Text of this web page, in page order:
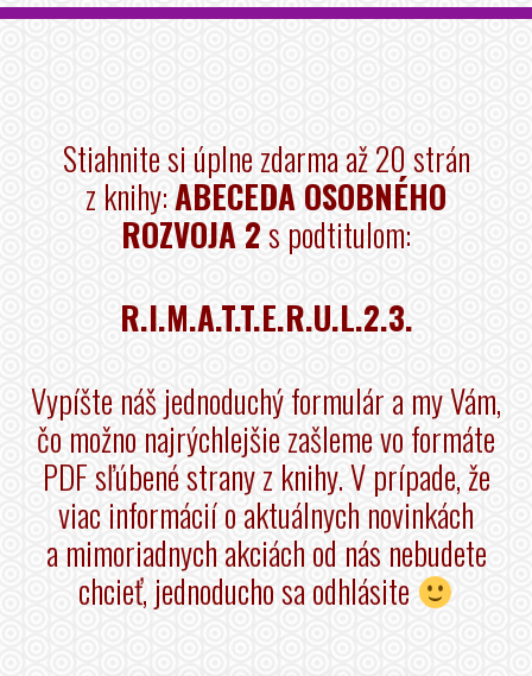
Stiahnite si úplne zdarma až 20 strán
z knihy:ABECEDA OSOBNÉHO
ROZVOJA 2s podtitulom:
R.I.M.A.T.T.E.R.U.L.2.3.
Vypíšte náš jednoduchý formulár a my Vám,
čo možno najrýchlejšie zašleme vo formáte
PDF sľúbené strany z knihy. V prípade, že
viac informácií o aktuálnych novinkách
a mimoriadnych akciách od nás nebudete
chcieť, jednoducho sa odhlásite